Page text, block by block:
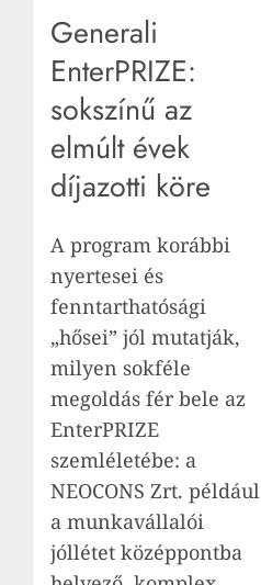
Generali
EnterPRIZE:
sokszínű az
elmúlt évek
díjazotti köre
A program korábbi
nyertesei és
fenntarthatósági
„hősei” jól mutatják,
milyen sokféle
megoldás fér bele az
EnterPRIZE
szemléletébe: a
NEOCONS Zrt. például
a munkavállalói
jóllétet középpontba